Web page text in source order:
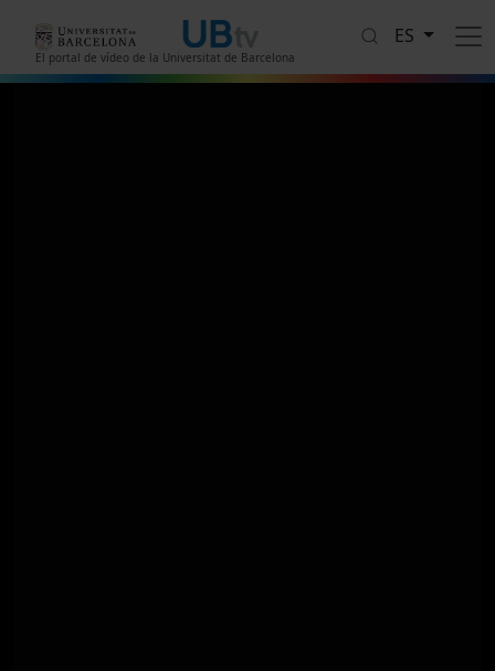
El portal de vídeo de la Universitat de Barcelona
ES